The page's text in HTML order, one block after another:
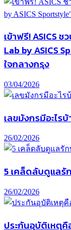
เข้าฟรี! ASICS
Lab by ASICS
ใจกลางกรุง
03/04/2026
เลขมังกรมีอะไร
26/02/2026
5 เคล็ดลับดูแลรั
26/02/2026
ประกันอุบัติเหตุ